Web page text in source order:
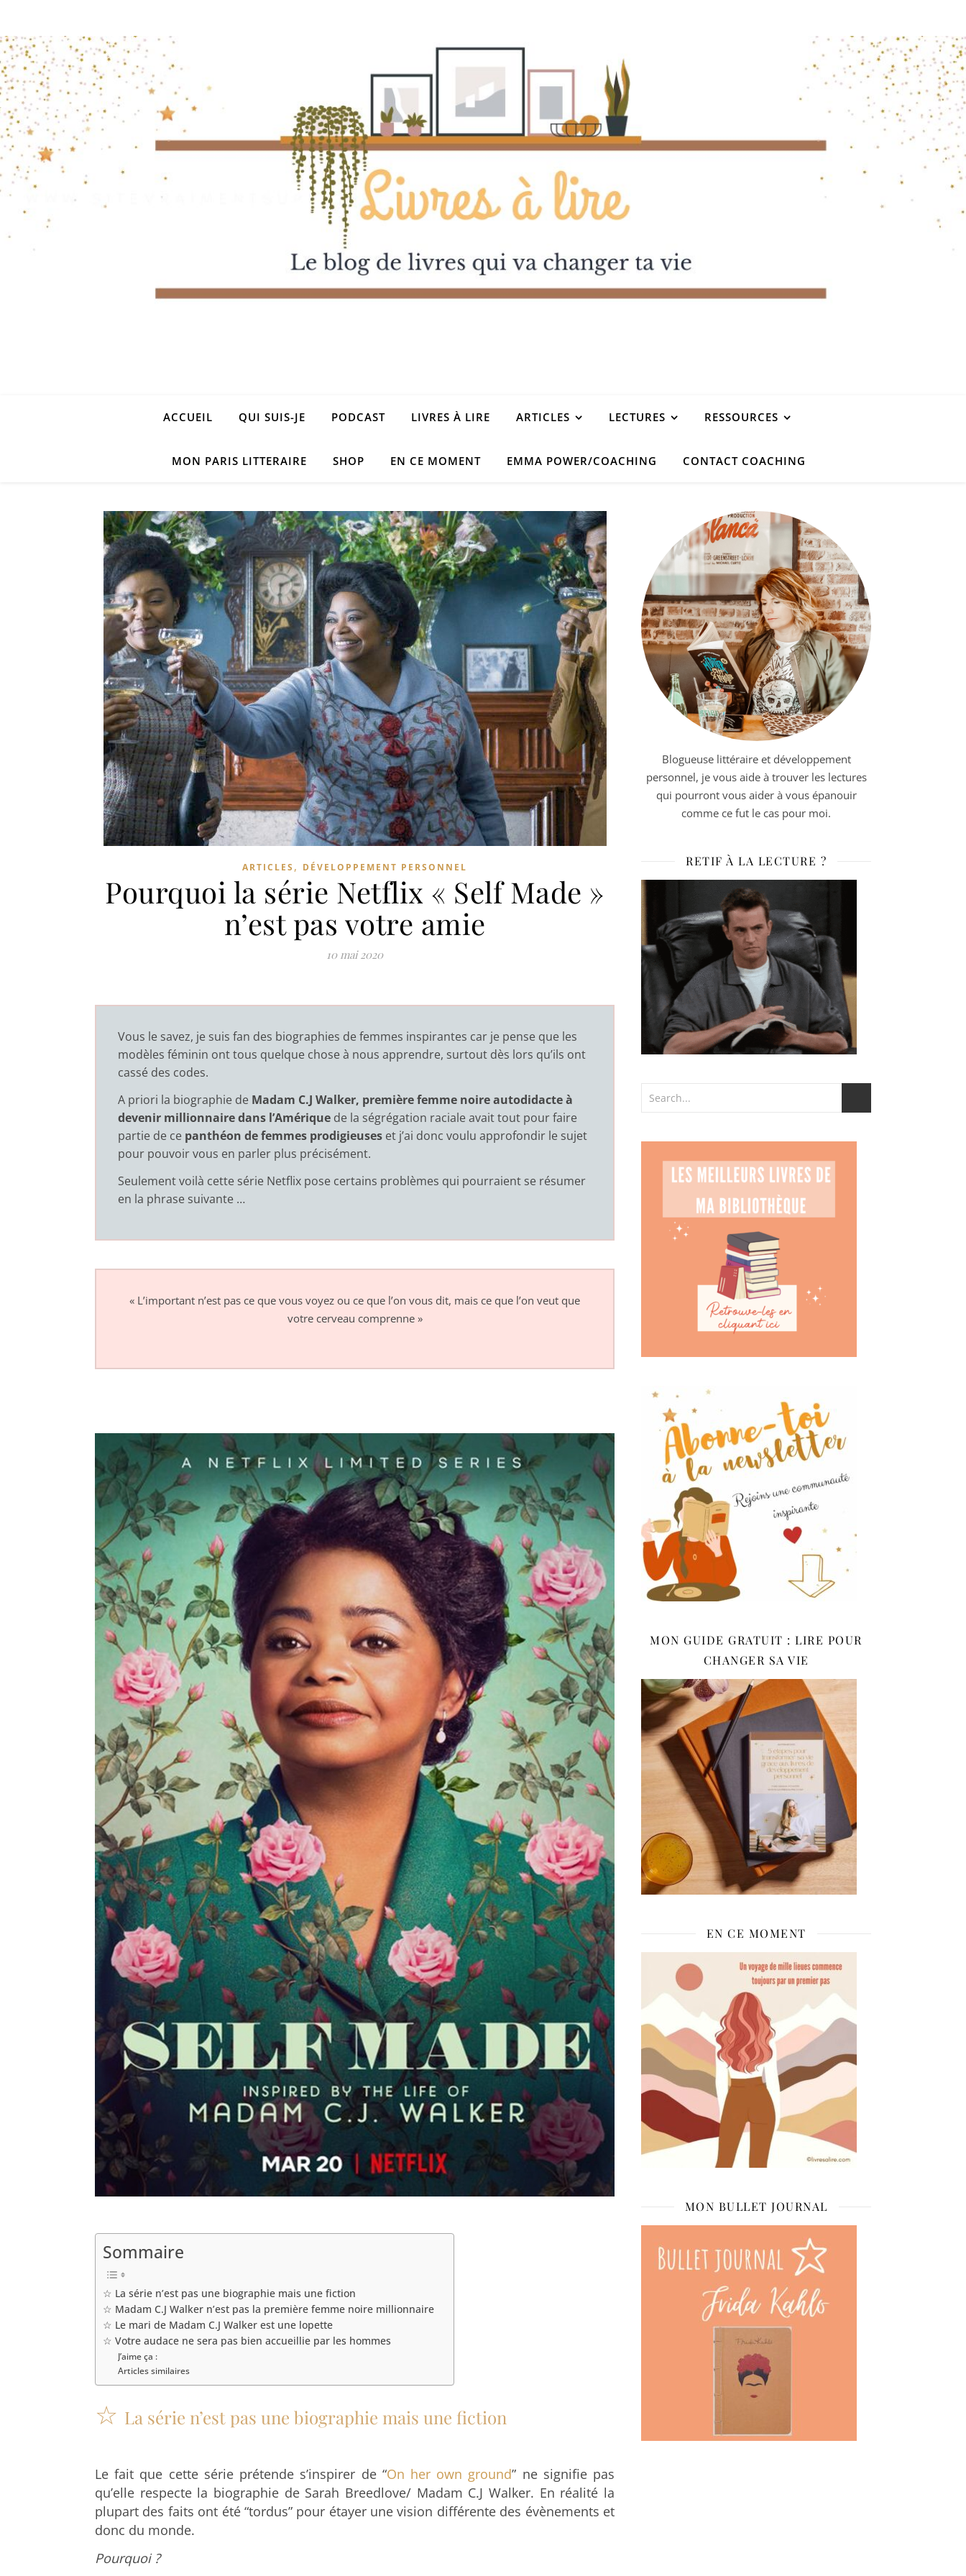
ACCUEIL QUI SUIS-JE PODCAST LIVRES À LIRE ARTICLES LECTURES RESSOURCES
MON PARIS LITTERAIRE SHOP EN CE MOMENT EMMA POWER/COACHING CONTACT COACHING
ARTICLES , DÉVELOPPEMENT PERSONNEL
Pourquoi la série Netflix « Self Made »
n’est pas votre amie
10 mai 2020
Vous le savez, je suis fan des biographies de femmes inspirantes car je pense que les
modèles féminin ont tous quelque chose à nous apprendre, surtout dès lors qu’ils ont
cassé des codes.
A priori la biographie de Madam C.J Walker, première femme noire autodidacte à
devenir millionnaire dans l’Amérique de la ségrégation raciale avait tout pour faire
partie de ce panthéon de femmes prodigieuses et j’ai donc voulu approfondir le sujet
pour pouvoir vous en parler plus précisément.
Seulement voilà cette série Netflix pose certains problèmes qui pourraient se résumer
en la phrase suivante …
« L’important n’est pas ce que vous voyez ou ce que l’on vous dit, mais ce que l’on veut que
votre cerveau comprenne »
Sommaire
☆ La série n’est pas une biographie mais une fiction
☆ Madam C.J Walker n’est pas la première femme noire millionnaire
☆ Le mari de Madam C.J Walker est une lopette
☆ Votre audace ne sera pas bien accueillie par les hommes
J’aime ça :
Articles similaires
☆ La série n’est pas une biographie mais une fiction
Le fait que cette série prétende s’inspirer de “On her own ground” ne signifie pas
qu’elle respecte la biographie de Sarah Breedlove/ Madam C.J Walker. En réalité la
plupart des faits ont été “tordus” pour étayer une vision différente des évènements et
donc du monde.
Pourquoi ?
Blogueuse littéraire et développement
personnel, je vous aide à trouver les lectures
qui pourront vous aider à vous épanouir
comme ce fut le cas pour moi.
RETIF À LA LECTURE ?
MON GUIDE GRATUIT : LIRE POUR
CHANGER SA VIE
EN CE MOMENT
MON BULLET JOURNAL